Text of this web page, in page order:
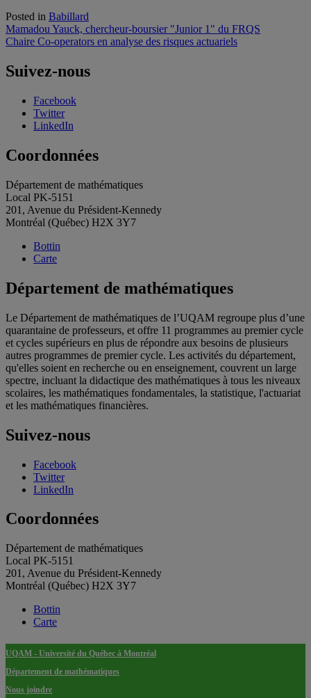
Posted in Babillard
Navigation
de
l'article
Mamadou Yauck, chercheur-boursier "Junior 1" du FRQS
Chaire Co-operators en analyse des risques actuariels
Suivez-nous
Facebook
Twitter
LinkedIn
Coordonnées
Département de mathématiques
Local PK-5151
201, Avenue du Président-Kennedy
Montréal (Québec) H2X 3Y7
Bottin
Carte
Département de mathématiques
Le Département de mathématiques de l’UQAM regroupe plus d’une
quarantaine de professeurs, et offre 11 programmes au premier cycle
et cycles supérieurs en plus de répondre aux besoins de plusieurs
autres programmes de premier cycle. Les activités du département,
qu'elles soient en recherche ou en enseignement, couvrent un large
spectre, incluant la didactique des mathématiques à tous les niveaux
scolaires, les mathématiques fondamentales, la statistique, l'actuariat
et les mathématiques financières.
Suivez-nous
Facebook
Twitter
LinkedIn
Coordonnées
Département de mathématiques
Local PK-5151
201, Avenue du Président-Kennedy
Montréal (Québec) H2X 3Y7
Bottin
Carte
UQAM - Université du Québec à Montréal
Département de mathématiques
Nous joindre